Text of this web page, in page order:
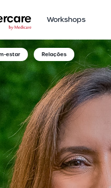
Workshops
estar Relações